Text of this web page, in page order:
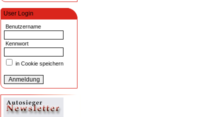
User Login
Benutzername
Kennwort
in Cookie speichern